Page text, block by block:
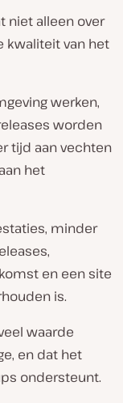
niet alleen over
kwaliteit van het
werken,
worden
tijd aan vechten
het
minder
en een site
is.
waarde
en dat het
ondersteunt.